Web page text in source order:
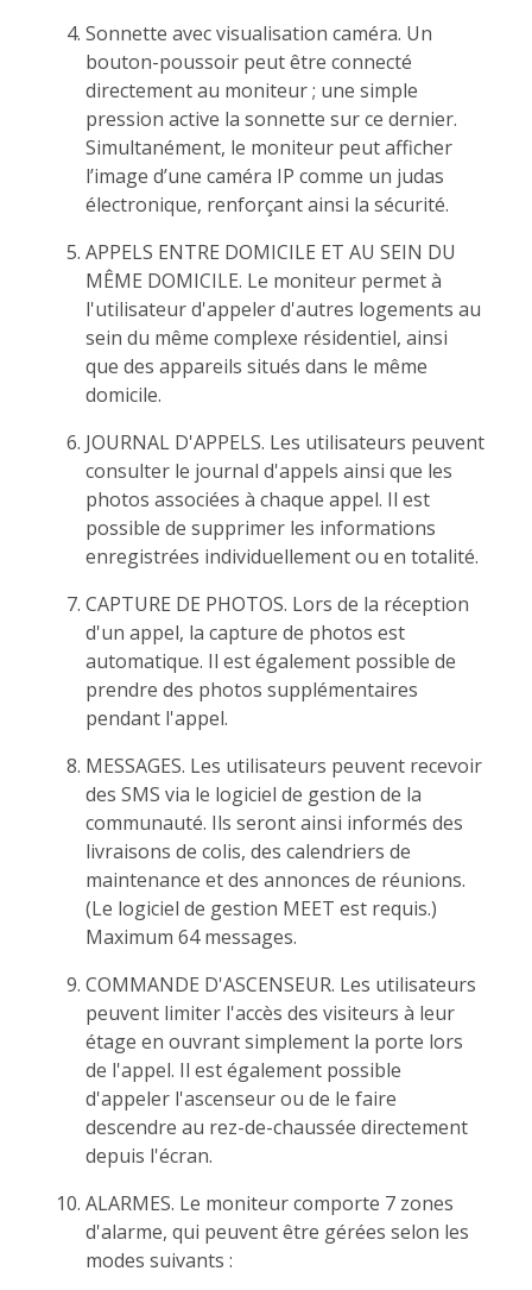
Sonnette avec visualisation caméra. Un
bouton-poussoir peut être connecté
directement au moniteur ; une simple
pression active la sonnette sur ce dernier.
Simultanément, le moniteur peut afficher
l’image d’une caméra IP comme un judas
électronique, renforçant ainsi la sécurité.
APPELS ENTRE DOMICILE ET AU SEIN DU
MÊME DOMICILE. Le moniteur permet à
l'utilisateur d'appeler d'autres logements au
sein du même complexe résidentiel, ainsi
que des appareils situés dans le même
domicile.
JOURNAL D'APPELS. Les utilisateurs peuvent
consulter le journal d'appels ainsi que les
photos associées à chaque appel. Il est
possible de supprimer les informations
enregistrées individuellement ou en totalité.
CAPTURE DE PHOTOS. Lors de la réception
d'un appel, la capture de photos est
automatique. Il est également possible de
prendre des photos supplémentaires
pendant l'appel.
MESSAGES. Les utilisateurs peuvent recevoir
des SMS via le logiciel de gestion de la
communauté. Ils seront ainsi informés des
livraisons de colis, des calendriers de
maintenance et des annonces de réunions.
(Le logiciel de gestion MEET est requis.)
Maximum 64 messages.
COMMANDE D'ASCENSEUR. Les utilisateurs
peuvent limiter l'accès des visiteurs à leur
étage en ouvrant simplement la porte lors
de l'appel. Il est également possible
d'appeler l'ascenseur ou de le faire
descendre au rez-de-chaussée directement
depuis l'écran.
ALARMES. Le moniteur comporte 7 zones
d'alarme, qui peuvent être gérées selon les
modes suivants :